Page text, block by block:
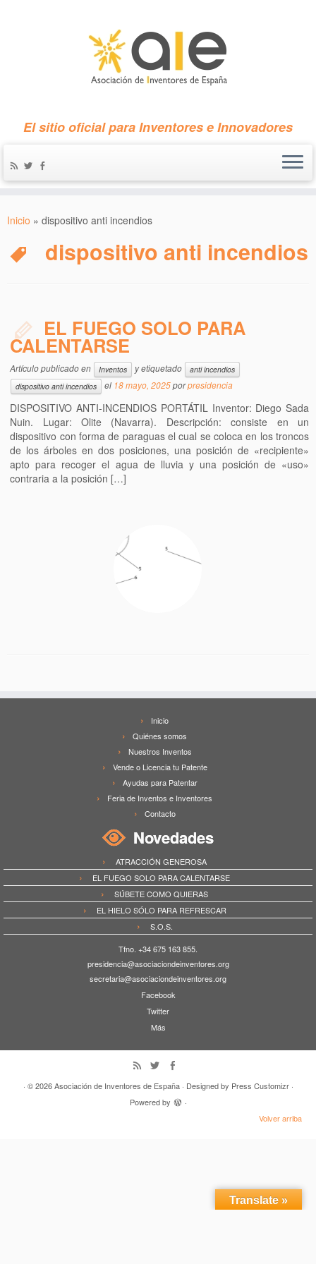
El sitio oficial para Inventores e Innovadores
Inicio » dispositivo anti incendios
dispositivo anti incendios
EL FUEGO SOLO PARA
CALENTARSE
Artículo publicado en Inventos y etiquetado
anti incendios
dispositivo anti incendios
el 18 mayo, 2025porpresidencia
DISPOSITIVO ANTI-INCENDIOS PORTÁTIL Inventor: Diego Sada
Nuin. Lugar: Olite (Navarra). Descripción: consiste en un
dispositivo con forma de paraguas el cual se coloca en los troncos
de los árboles en dos posiciones, una posición de «recipiente»
apto para recoger el agua de lluvia y una posición de «uso»
contraria a la posición […]
Inicio
Quiénes somos
Nuestros Inventos
Vende o Licencia tu Patente
Ayudas para Patentar
Feria de Inventos e Inventores
Contacto
Novedades
ATRACCIÓN GENEROSA
EL FUEGO SOLO PARA CALENTARSE
SÚBETE COMO QUIERAS
EL HIELO SÓLO PARA REFRESCAR
S.O.S.
Tfno. +34 675 163 855.
presidencia@asociaciondeinventores.org
secretaria@asociaciondeinventores.org
Facebook
Twitter
Más
· © 2026Asociación de Inventores de España· Designed by Press Customizr·
Powered by
·
Volver arriba
Translate »